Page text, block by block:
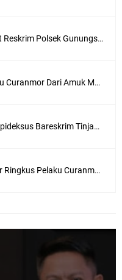
Tim URC Polresta Bersma Unit Reskrim Polsek Gunungsari Tangkap Pelaku Curanmor
Polisi Evakuasi Terduga Pelaku Curanmor Dari Amuk Masa
Kapolres Lotim Dampingi Dittipideksus Bareskrim Tinjau Sentra Bawah Putih Sembalun
Tim URC Polres Lombok Timur Ringkus Pelaku Curanmor Bersana BB